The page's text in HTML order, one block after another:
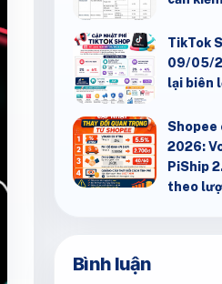
TikTok
09/05/
lại biên
Shopee
2026:
PiShip
theo
Bình luận